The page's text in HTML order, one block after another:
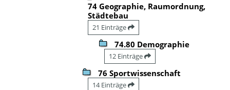
74 Geographie, Raumordnung,
Städtebau
21 Einträge
74.80 Demographie
12 Einträge
76 Sportwissenschaft
14 Einträge